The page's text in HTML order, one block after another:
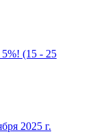
(15 - 25
2025 г.